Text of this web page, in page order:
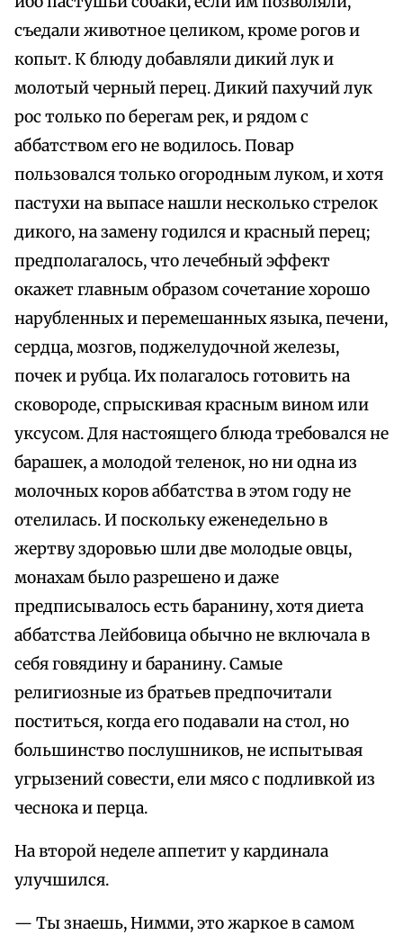
съедали животное целиком, кроме рогов и
копыт. К блюду добавляли дикий лук и
молотый черный перец. Дикий пахучий лук
рос только по берегам рек, и рядом с
аббатством его не водилось. Повар
пользовался только огородным луком, и хотя
пастухи на выпасе нашли несколько стрелок
дикого, на замену годился и красный перец;
предполагалось, что лечебный эффект
окажет главным образом сочетание хорошо
нарубленных и перемешанных языка, печени,
сердца, мозгов, поджелудочной железы,
почек и рубца. Их полагалось готовить на
сковороде, спрыскивая красным вином или
уксусом. Для настоящего блюда требовался не
барашек, а молодой теленок, но ни одна из
молочных коров аббатства в этом году не
отелилась. И поскольку еженедельно в
жертву здоровью шли две молодые овцы,
монахам было разрешено и даже
предписывалось есть баранину, хотя диета
аббатства Лейбовица обычно не включала в
себя говядину и баранину. Самые
религиозные из братьев предпочитали
поститься, когда его подавали на стол, но
большинство послушников, не испытывая
угрызений совести, ели мясо с подливкой из
чеснока и перца.
На второй неделе аппетит у кардинала
улучшился.
— Ты знаешь, Нимми, это жаркое в самом